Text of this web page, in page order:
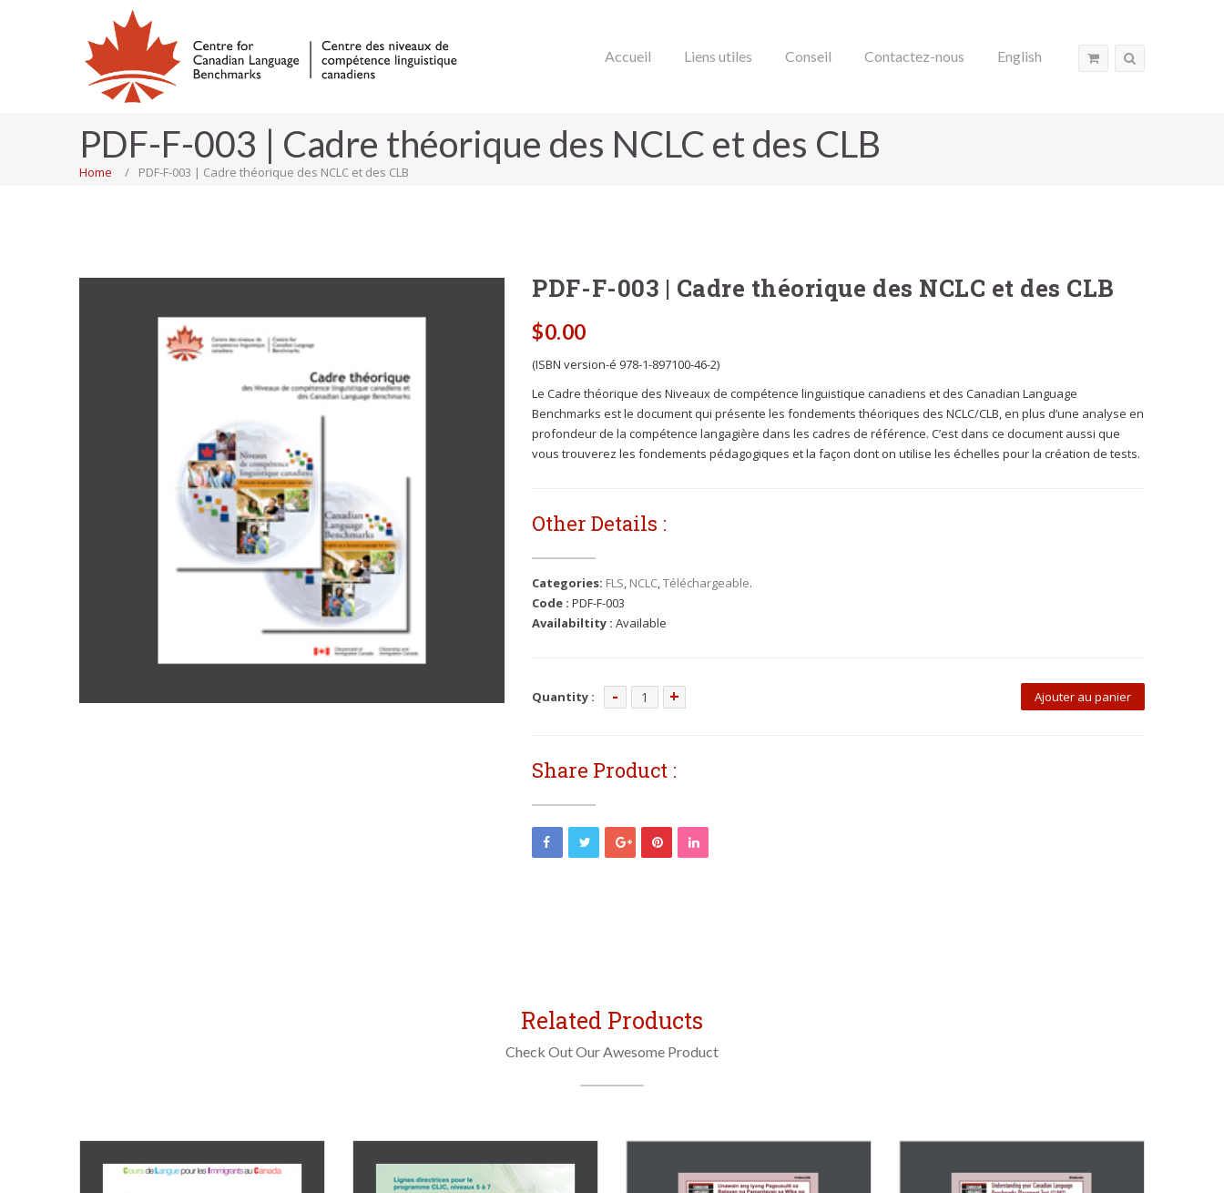
Accueil Liens utiles Conseil Contactez-nous English
PDF-F-003 | Cadre théorique des NCLC et des CLB
Home PDF-F-003 | Cadre théorique des NCLC et des CLB
PDF-F-003 | Cadre théorique des NCLC et des CLB
$0.00
(ISBN version-é 978-1-897100-46-2)
Le Cadre théorique des Niveaux de compétence linguistique canadiens et des Canadian Language
Benchmarks est le document qui présente les fondements théoriques des NCLC/CLB, en plus d’une analyse en
profondeur de la compétence langagière dans les cadres de référence. C’est dans ce document aussi que
vous trouverez les fondements pédagogiques et la façon dont on utilise les échelles pour la création de tests.
Other Details :
Categories: FLS, NCLC,Téléchargeable.
Code :PDF-F-003
Availabiltity : Available
Quantity :
quantité
003
théorique
des
Ajouter au panier
Share Product :
Related Products
Check Out Our Awesome Product